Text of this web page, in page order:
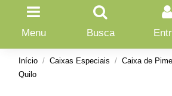
Menu Busca
Início Caixas Especiais
Caixa de
Quilo